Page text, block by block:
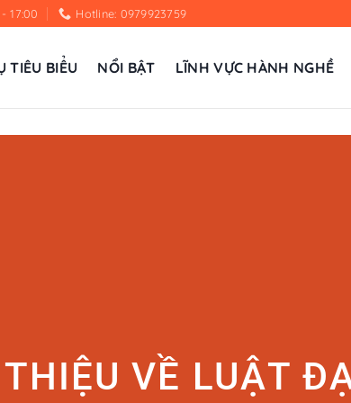
17:00 Hotline: 0979923759
TIÊU BIỂU NỔI BẬT LĨNH VỰC HÀNH NGHỀ
VỀ LUẬT